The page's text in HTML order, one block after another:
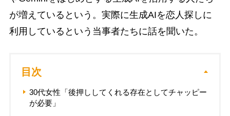
が増えているという。実際に生成AIを恋人探しに
利用しているという当事者たちに話を聞いた。
目次
30代女性「後押ししてくれる存在としてチャッピー
が必要」